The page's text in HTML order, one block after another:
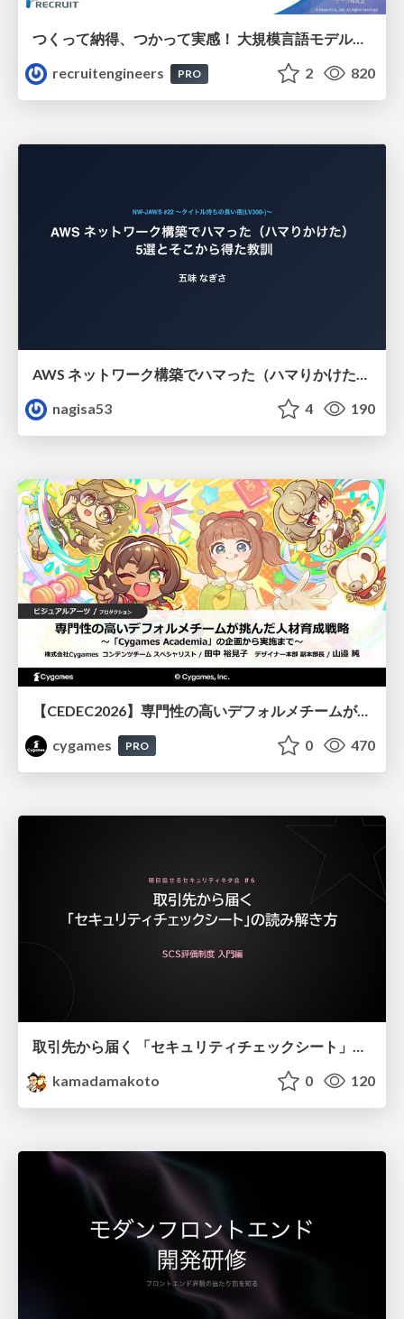
つくって納得、つかって実感！ 大規模言語モデルことはじめ ver2.0
recruitengineers
PRO 2 820
AWS ネットワーク構築でハマった（ハマりかけた） 5選とそこから得た教訓
nagisa53
4 190
【CEDEC2026】専門性の高いデフォルメチームが挑んだ人材育成戦略 〜Cygames Academiaの企画から実施まで〜
cygames
PRO 0 470
取引先から届く 「セキュリティチェックシート」の読み解き方
kamadamakoto
0 120